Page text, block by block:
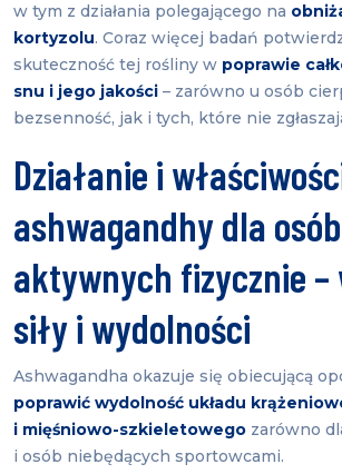
w tym z działania polegającego na
kortyzolu. Coraz więcej badań
skuteczność tej rośliny w poprawie
snu i jego jakości – zarówno u osób
bezsenność, jak i tych, które nie
Działanie i
ashwagandhy dla osób
aktywnych fizycznie –
siły i wydolności
Ashwagandha okazuje się obiecującą
poprawić wydolność układu
i mięśniowo-szkieletowego zarówno
i osób niebędących sportowcami.